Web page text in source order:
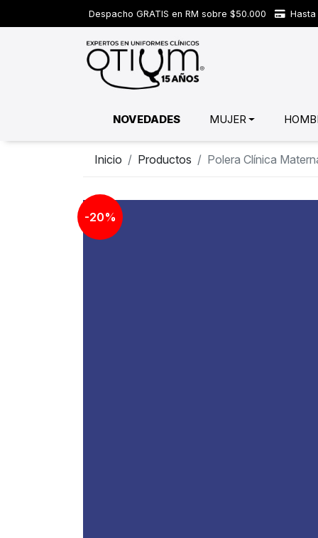
Despacho GRATIS en RM sobre $50.000
NOVEDADES MUJER
Inicio Productos Polera Clínica
-20%